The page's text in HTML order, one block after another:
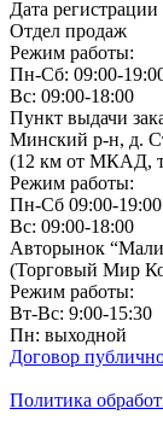
Дата
Отдел продаж
Режим работы:
Пн-Сб: 09:00-
Вс: 09:00-18:00
Пункт выдачи
Минский р-н, д.
(12 км от МКАД,
Режим работы:
Пн-Сб 09:00-19:00
Вс: 09:00-18:00
Авторынок
(Торговый Мир
Режим работы:
Вт-Вс: 9:00-15:30
Пн: выходной
Договор
Политика